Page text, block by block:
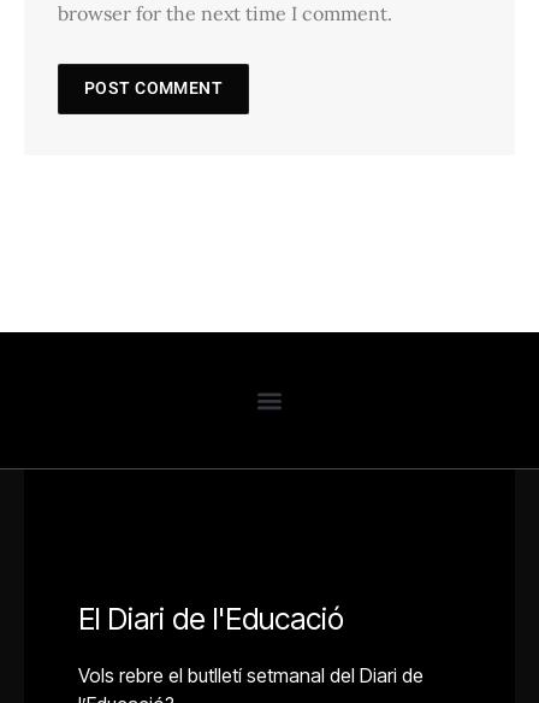
browser for the next time I comment.